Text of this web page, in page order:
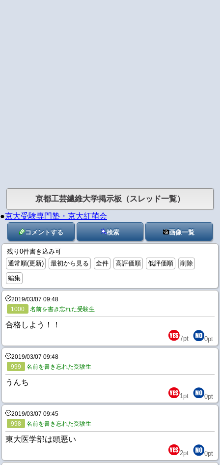
京都工芸繊維大学掲示板（スレッド一覧）
●京大受験専門塾・京大紅萌会
コメントする 検索 画像一覧
残り0件書き込み可
通常順(更新)
最初から見る 全件 高評価順 低評価順
削除
編集
2019/03/07 09:48
1000
名前を書き忘れた受験生
合格しよう！！
7pt 0pt
2019/03/07 09:48
999
名前を書き忘れた受験生
うんち
1 pt 0pt
2019/03/07 09:45
998
名前を書き忘れた受験生
東大医学部は頭悪い
2pt 0pt